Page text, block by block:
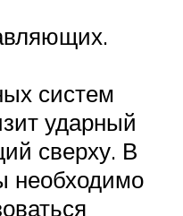
систем
ударный
сверху. В
необходимо